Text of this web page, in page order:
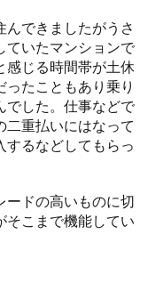
んできましたがうさ
ていたマンションで
感じる時間帯が土休
ったこともあり乗り
でした。仕事などで
二重払いにはなって
するなどしてもらっ
ードの高いものに切
そこまで機能してい